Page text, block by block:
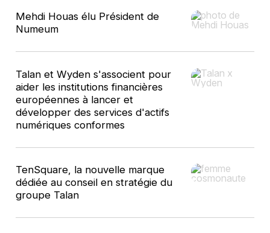
10
résultats
Mehdi Houas élu Président de
Numeum
Talan et Wyden s'associent pour
aider les institutions financières
européennes à lancer et
développer des services d'actifs
numériques conformes
TenSquare, la nouvelle marque
dédiée au conseil en stratégie du
groupe Talan